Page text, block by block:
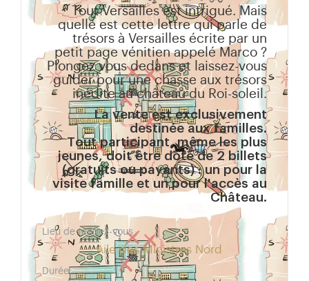
Tout Versailles est intrigué. Mais
quelle est cette lettre qui parle de
trésors à Versailles écrite par un
petit page vénitien appelé Marco ?
Plongez vous dedans et laissez-vous
guider pour une chasse aux trésors
inédite au château du Roi-soleil.
La vente est exclusivement
destinée aux familles.
Tout participant, même les plus
jeunes, doit être doté de 2 billets
(gratuits ou payants) : un pour la
visite famille et un pour l'accès au
Château.
Lieu de rendez-vous
Aile des Ministres Nord
Durée